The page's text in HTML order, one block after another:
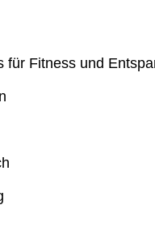
für Fitness und